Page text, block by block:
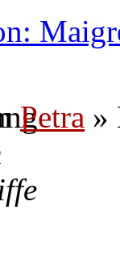
Petra »